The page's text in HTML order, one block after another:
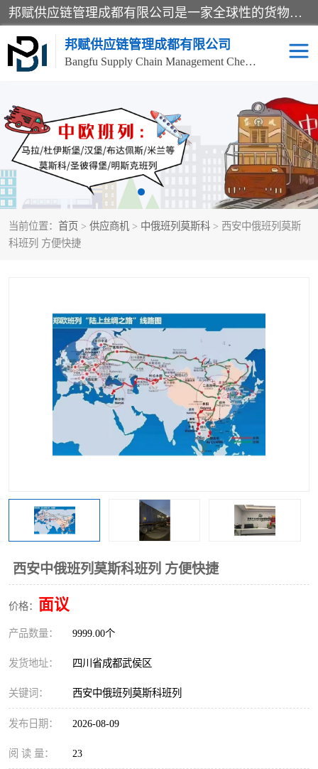
邦赋供应链管理成都有限公司是一家全球性的货物运输代理公司，主要从事：波兰中欧班列、德国中欧班列、出口莫斯科班列、中欧班列进口、蓉欧铁路、成都出口空运等业务，同时亦提供报关、报检、仓储、码头操作等服务。
邦赋供应链管理成都有限公司
Bangfu Supply Chain Management Chengdu Co.,LTD
当前位置： 首页 > 供应商机 > 中俄班列莫斯科 > 西安中俄班列莫斯
科班列 方便快捷
西安中俄班列莫斯科班列 方便快捷
价格： 面议
产品数量： 9999.00个
发货地址： 四川省成都武侯区
关键词： 西安中俄班列莫斯科班列
发布日期： 2026-08-09
阅 读 量： 23
进出口门到门 成都中欧班列
国际汽运 国际空运
食品进口物流清关 南美海运
中俄铁路班列 中欧班列进口红酒啤酒
蓉欧班列进口机械设备 马来西亚物流
东南亚铁路 铁路出口拼箱/整柜